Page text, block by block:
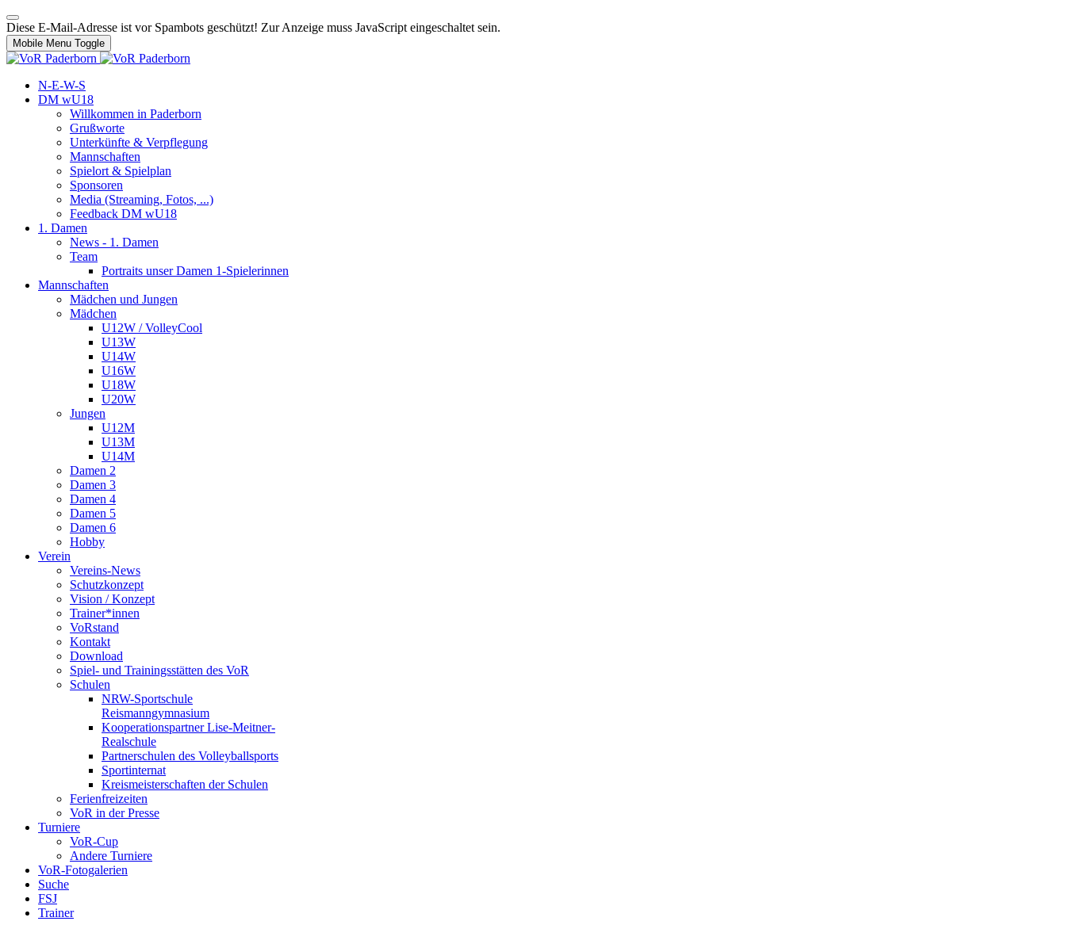
Diese E-Mail-Adresse ist vor Spambots geschützt! Zur Anzeige muss JavaScript eingeschaltet sein.
Mobile Menu Toggle
N-E-W-S
DM wU18
Willkommen in Paderborn
Grußworte
Unterkünfte & Verpflegung
Mannschaften
Spielort & Spielplan
Sponsoren
Media (Streaming, Fotos, ...)
Feedback DM wU18
1. Damen
News - 1. Damen
Team
Portraits unser Damen 1-Spielerinnen
Mannschaften
Mädchen und Jungen
Mädchen
U12W / VolleyCool
U13W
U14W
U16W
U18W
U20W
Jungen
U12M
U13M
U14M
Damen 2
Damen 3
Damen 4
Damen 5
Damen 6
Hobby
Verein
Vereins-News
Schutzkonzept
Vision / Konzept
Trainer*innen
VoRstand
Kontakt
Download
Spiel- und Trainingsstätten des VoR
Schulen
NRW-Sportschule
Reismanngymnasium
Kooperationspartner Lise-Meitner-
Realschule
Partnerschulen des Volleyballsports
Sportinternat
Kreismeisterschaften der Schulen
Ferienfreizeiten
VoR in der Presse
Turniere
VoR-Cup
Andere Turniere
VoR-Fotogalerien
Suche
FSJ
Trainer